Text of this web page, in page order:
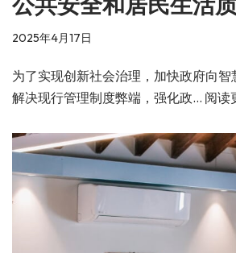
2025年4月17日
为了实现创新社会治理，加快政府向智
解决现行管理制度弊端，强化政… 阅读